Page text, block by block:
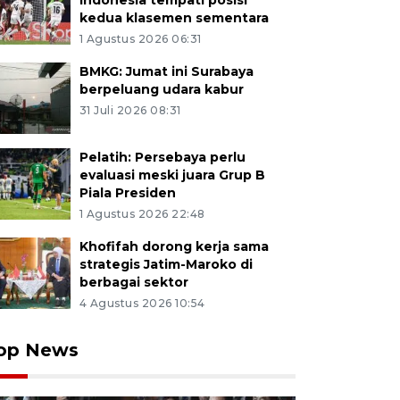
kedua klasemen sementara
1 Agustus 2026 06:31
BMKG: Jumat ini Surabaya
berpeluang udara kabur
31 Juli 2026 08:31
Pelatih: Persebaya perlu
evaluasi meski juara Grup B
Piala Presiden
1 Agustus 2026 22:48
Khofifah dorong kerja sama
strategis Jatim-Maroko di
berbagai sektor
4 Agustus 2026 10:54
News